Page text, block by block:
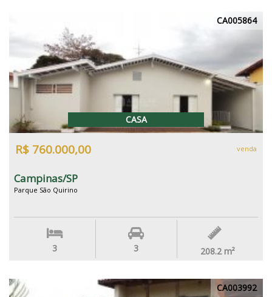
CA005864
CASA
R$ 760.000,00 venda
Campinas/SP
Parque São Quirino
3 3 208.2 m²
CA003992